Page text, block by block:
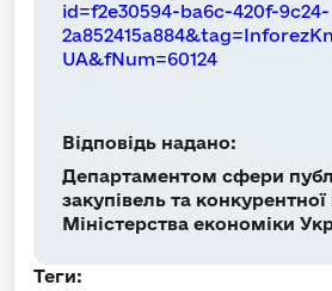
id=f2e30594-ba6c-420f-9c24-
UA&fNum=60124
Відповідь надано:
Департаментом сфери
закупівель та конкурентної
Міністерства економіки
Теги: